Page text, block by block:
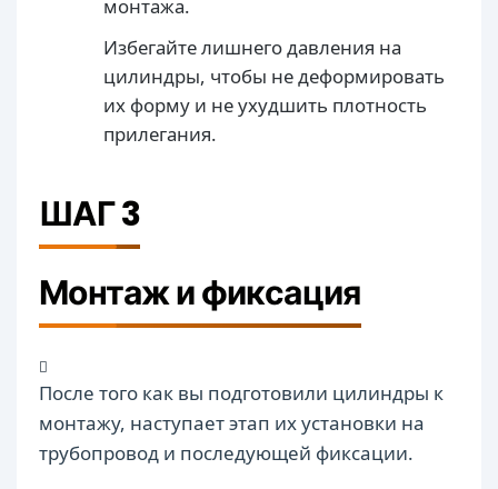
монтажа.
Избегайте лишнего давления на
цилиндры, чтобы не деформировать
их форму и не ухудшить плотность
прилегания.
ШАГ 3
Монтаж и фиксация
После того как вы подготовили цилиндры к
монтажу, наступает этап их установки на
трубопровод и последующей фиксации.